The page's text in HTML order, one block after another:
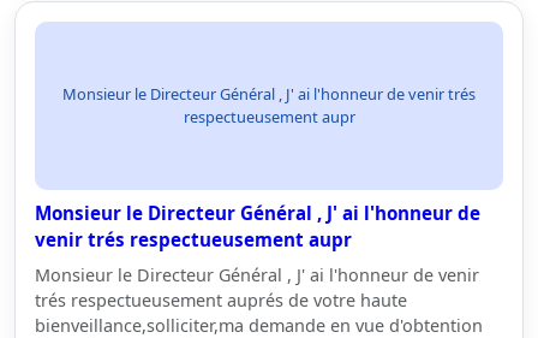
Monsieur le Directeur Général , J' ai l'honneur de venir trés
respectueusement aupr
Monsieur le Directeur Général , J' ai l'honneur de
venir trés respectueusement aupr
Monsieur le Directeur Général , J' ai l'honneur de venir
trés respectueusement auprés de votre haute
bienveillance,solliciter,ma demande en vue d'obtention